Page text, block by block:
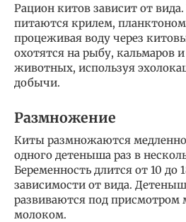
Рацион китов зависит от
питаются крилем,
процеживая воду через
охотятся на рыбу, кальмаров
животных, используя
добычи.
Размножение
Киты размножаются
одного детеныша раз в
Беременность длится от 10 до
зависимости от вида.
развиваются под присмотром
молоком.